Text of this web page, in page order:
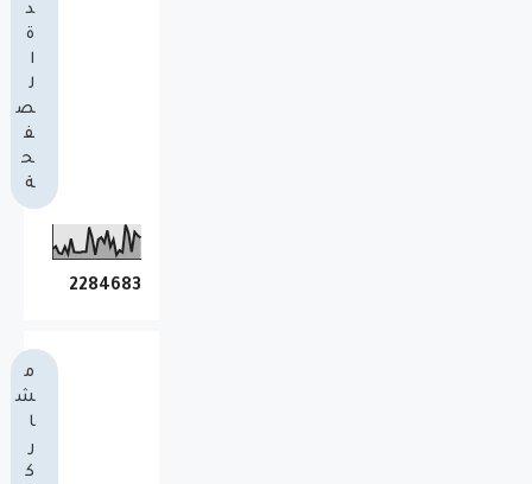
د
ة
ا
ل
ص
ف
ح
ة
2284683
م
ش
ا
ر
ك